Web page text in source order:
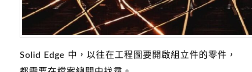
Solid Edge 中，以往在工程圖要開啟組立件的零件，